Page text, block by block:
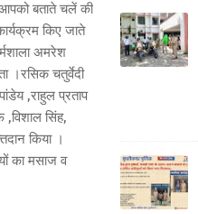
बताते चलें की
किए जाते
अमरेश
।रसिक चतुर्वेदी
,राहुल प्रताप
सिंह,
किया ।
का मसाज व